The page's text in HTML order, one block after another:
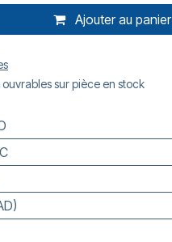
Ajouter au panier
sur pièce en stock